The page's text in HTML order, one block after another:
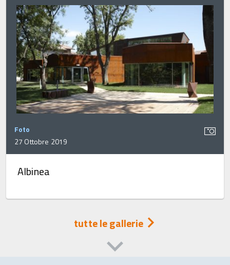
Foto
27 Ottobre 2019
Albinea
tutte le gallerie